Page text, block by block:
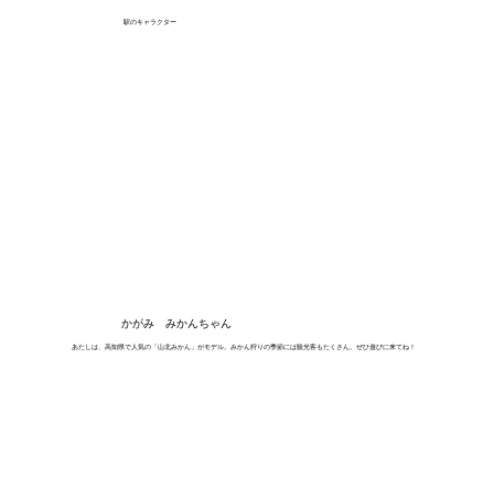
駅のキャラクター
かがみ みかんちゃん
あたしは、高知県で人気の「山北みかん」がモデル。みかん狩りの季節には観光客もたくさん。ぜひ遊びに来てね！